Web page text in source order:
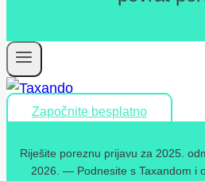
Započnite besplatno
Riješite poreznu prijavu za 2025.
2026. — Podnesite s Taxandom i